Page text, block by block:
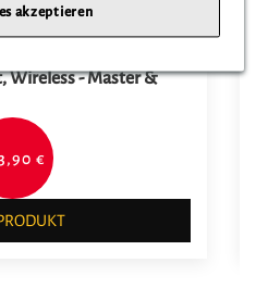
Wireless - Master &
€
akzeptieren